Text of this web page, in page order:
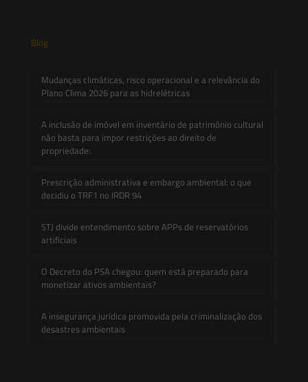
Blog
Mudanças climáticas, risco operacional e a relevância do
Plano Clima 2026 para as hidrelétricas
A inclusão de imóvel em inventário de patrimônio cultural
não basta para impor restrições ao direito de
propriedade:
Prescrição administrativa e embargo ambiental: o que
decidiu o TRF1 no IRDR 94
STJ divide entendimento sobre APPs de reservatórios
artificiais
O Decreto do PSA chegou: quem está preparado para
monetizar ativos ambientais?
A insegurança jurídica promovida pela criminalização dos
desastres ambientais